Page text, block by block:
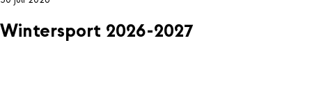
Wintersport 2026-2027